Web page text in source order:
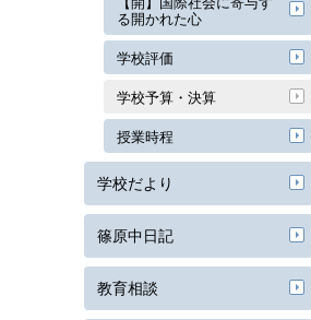
る開かれた心
学校評価
学校予算・決算
授業時程
学校だより
篠原中日記
教育相談